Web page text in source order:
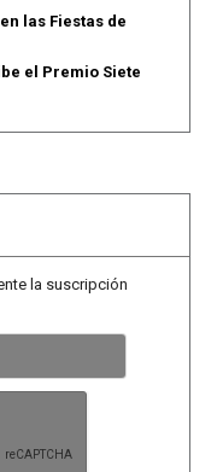
las Fiestas de
el Premio Siete
la suscripción